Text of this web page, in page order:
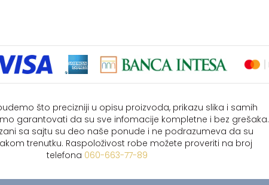
što precizniji u opisu proizvoda, prikazu slika i samih
garantovati da su sve infomacije kompletne i bez grešaka.
sa sajtu su deo naše ponude i ne podrazumeva da su
trenutku. Raspoloživost robe možete proveriti na broj
telefona 060-663-77-89